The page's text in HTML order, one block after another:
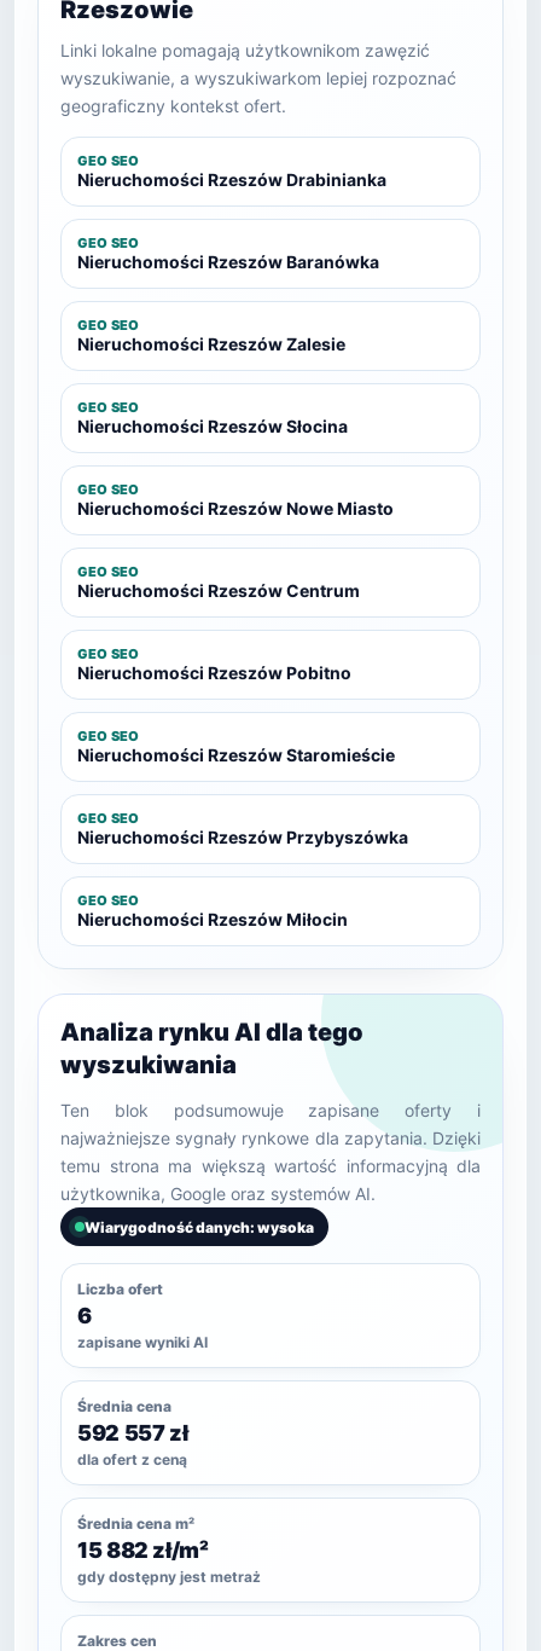
Rzeszowie
Linki lokalne pomagają użytkownikom zawęzić
wyszukiwanie, a wyszukiwarkom lepiej rozpoznać
geograficzny kontekst ofert.
GEO SEO
Nieruchomości Rzeszów Drabinianka
GEO SEO
Nieruchomości Rzeszów Baranówka
GEO SEO
Nieruchomości Rzeszów Zalesie
GEO SEO
Nieruchomości Rzeszów Słocina
GEO SEO
Nieruchomości Rzeszów Nowe Miasto
GEO SEO
Nieruchomości Rzeszów Centrum
GEO SEO
Nieruchomości Rzeszów Pobitno
GEO SEO
Nieruchomości Rzeszów Staromieście
GEO SEO
Nieruchomości Rzeszów Przybyszówka
GEO SEO
Nieruchomości Rzeszów Miłocin
Analiza rynku AI dla tego
wyszukiwania
Ten blok podsumowuje zapisane oferty i
najważniejsze sygnały rynkowe dla zapytania. Dzięki
temu strona ma większą wartość informacyjną dla
użytkownika, Google oraz systemów AI.
Wiarygodność danych: wysoka
Liczba ofert
6
zapisane wyniki AI
Średnia cena
592 557 zł
dla ofert z ceną
Średnia cena m²
15 882 zł/m²
gdy dostępny jest metraż
Zakres cen